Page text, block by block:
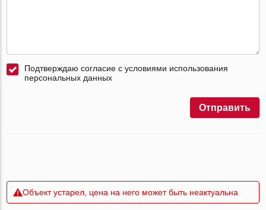
Подтверждаю согласие с условиями использования
персональных данных
Отправить
Объект устарел, цена на него может быть неактуальна